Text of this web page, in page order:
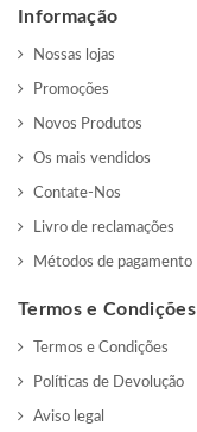
Informação
Nossas lojas
Promoções
Novos Produtos
Os mais vendidos
Contate-Nos
Livro de reclamações
Métodos de pagamento
Termos e Condições
Termos e Condições
Políticas de Devolução
Aviso legal